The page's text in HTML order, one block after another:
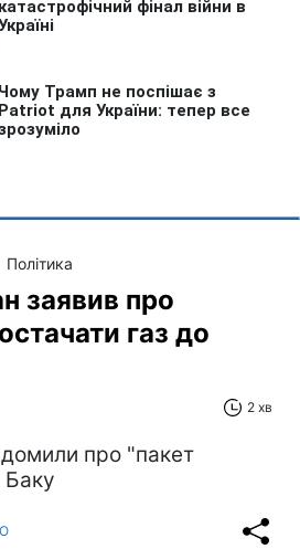
Політика
заявив про
газ до
2 хв
про "пакет
Баку